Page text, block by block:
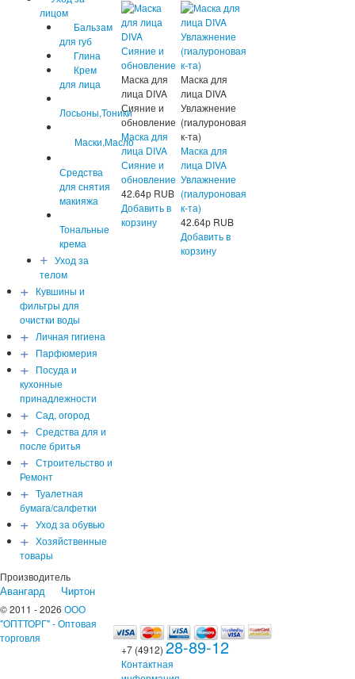
лицом
Бальзам
для губ
Глина
Крем
для лица
Лосьоны,Тоники
Маски,Масло
Средства
для снятия
макияжа
Тональные
крема
+ Уход за
телом
+ Кувшины и
фильтры для
очистки воды
+ Личная гигиена
+ Парфюмерия
+ Посуда и
кухонные
принадлежности
+ Сад, огород
+ Средства для и
после бритья
+ Строительство и
Ремонт
+ Туалетная
бумага/салфетки
+ Уход за обувью
+ Хозяйственные
товары
Производитель
Авангард Чиртон
Маска для
лица DIVA
Сияние и
обновление
Маска для
лица DIVA
Сияние и
обновление
42.64р RUB
Добавить в
корзину
Маска для
лица DIVA
Увлажнение
(гиалуроновая
к-та)
Маска для
лица DIVA
Увлажнение
(гиалуроновая
к-та)
42.64р RUB
Добавить в
корзину
© 2011 - 2026 ООО
"ОПТТОРГ" - Оптовая
торговля
+7 (4912) 28-89-12
Контактная